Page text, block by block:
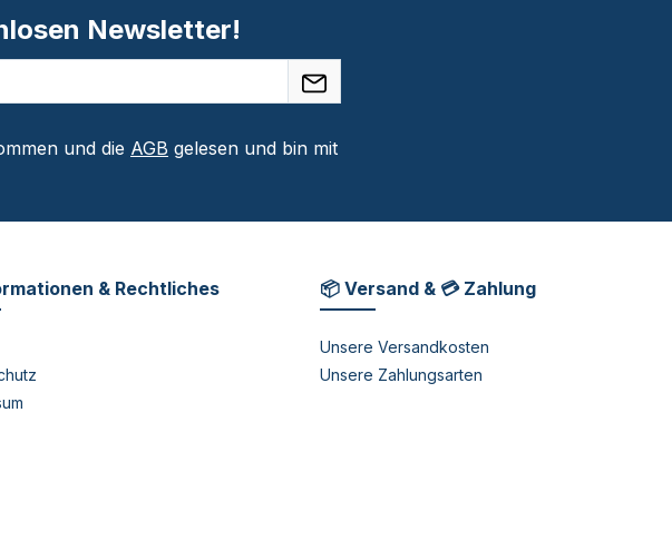
Newsletter!
und die AGB gelesen und bin mit
& Rechtliches 📦 Versand & 💳 Zahlung
Unsere Versandkosten
Unsere Zahlungsarten